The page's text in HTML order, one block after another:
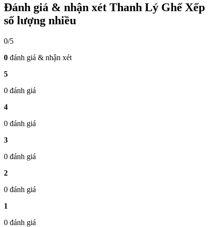
Đánh giá & nhận xét Thanh Lý Ghế Xếp
số lượng nhiều
0/5
0 đánh giá & nhận xét
5
0 đánh giá
4
0 đánh giá
3
0 đánh giá
2
0 đánh giá
1
0 đánh giá